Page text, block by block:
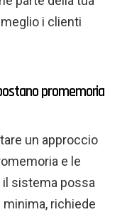
i clienti
promemoria
un approccio
e le
il sistema possa
richiede